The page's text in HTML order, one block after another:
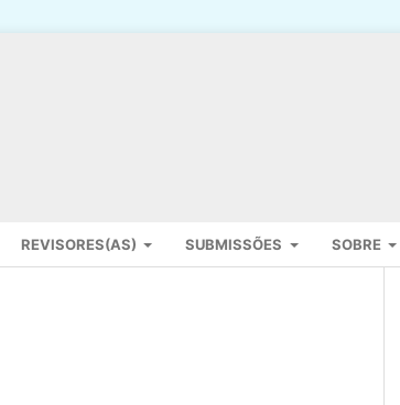
REVISORES(AS) SUBMISSÕES SOBRE